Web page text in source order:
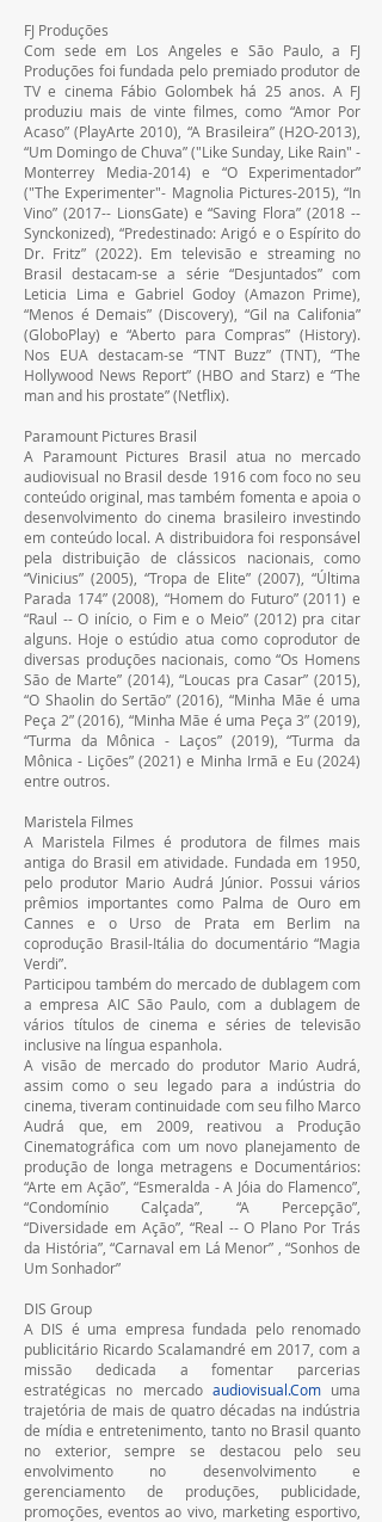
FJ Produções
Com sede em Los Angeles e São Paulo, a FJ
Produções foi fundada pelo premiado produtor de
TV e cinema Fábio Golombek há 25 anos. A FJ
produziu mais de vinte filmes, como “Amor Por
Acaso” (PlayArte 2010), “A Brasileira” (H2O-2013),
“Um Domingo de Chuva” ("Like Sunday, Like Rain" -
Monterrey Media-2014) e “O Experimentador”
("The Experimenter"- Magnolia Pictures-2015), “In
Vino” (2017-- LionsGate) e “Saving Flora” (2018 --
Synckonized), “Predestinado: Arigó e o Espírito do
Dr. Fritz” (2022). Em televisão e streaming no
Brasil destacam-se a série “Desjuntados” com
Leticia Lima e Gabriel Godoy (Amazon Prime),
“Menos é Demais” (Discovery), “Gil na Califonia”
(GloboPlay) e “Aberto para Compras” (History).
Nos EUA destacam-se “TNT Buzz” (TNT), “The
Hollywood News Report” (HBO and Starz) e “The
man and his prostate” (Netflix).
Paramount Pictures Brasil
A Paramount Pictures Brasil atua no mercado
audiovisual no Brasil desde 1916 com foco no seu
conteúdo original, mas também fomenta e apoia o
desenvolvimento do cinema brasileiro investindo
em conteúdo local. A distribuidora foi responsável
pela distribuição de clássicos nacionais, como
“Vinicius” (2005), “Tropa de Elite” (2007), “Última
Parada 174” (2008), “Homem do Futuro” (2011) e
“Raul -- O início, o Fim e o Meio” (2012) pra citar
alguns. Hoje o estúdio atua como coprodutor de
diversas produções nacionais, como “Os Homens
São de Marte” (2014), “Loucas pra Casar” (2015),
“O Shaolin do Sertão” (2016), “Minha Mãe é uma
Peça 2” (2016), “Minha Mãe é uma Peça 3” (2019),
“Turma da Mônica - Laços” (2019), “Turma da
Mônica - Lições” (2021) e Minha Irmã e Eu (2024)
entre outros.
Maristela Filmes
A Maristela Filmes é produtora de filmes mais
antiga do Brasil em atividade. Fundada em 1950,
pelo produtor Mario Audrá Júnior. Possui vários
prêmios importantes como Palma de Ouro em
Cannes e o Urso de Prata em Berlim na
coprodução Brasil-Itália do documentário “Magia
Verdi”.
Participou também do mercado de dublagem com
a empresa AIC São Paulo, com a dublagem de
vários títulos de cinema e séries de televisão
inclusive na língua espanhola.
A visão de mercado do produtor Mario Audrá,
assim como o seu legado para a indústria do
cinema, tiveram continuidade com seu filho Marco
Audrá que, em 2009, reativou a Produção
Cinematográfica com um novo planejamento de
produção de longa metragens e Documentários:
“Arte em Ação”, “Esmeralda - A Jóia do Flamenco”,
“Condomínio Calçada”, “A Percepção”,
“Diversidade em Ação”, “Real -- O Plano Por Trás
da História”, “Carnaval em Lá Menor” , “Sonhos de
Um Sonhador”
DIS Group
A DIS é uma empresa fundada pelo renomado
publicitário Ricardo Scalamandré em 2017, com a
missão dedicada a fomentar parcerias
estratégicas no mercado audiovisual.Com uma
trajetória de mais de quatro décadas na indústria
de mídia e entretenimento, tanto no Brasil quanto
no exterior, sempre se destacou pelo seu
envolvimento no desenvolvimento e
gerenciamento de produções, publicidade,
promoções, eventos ao vivo, marketing esportivo,